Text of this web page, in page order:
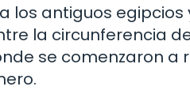
los antiguos egipcios
la circunferencia
se comenzaron a